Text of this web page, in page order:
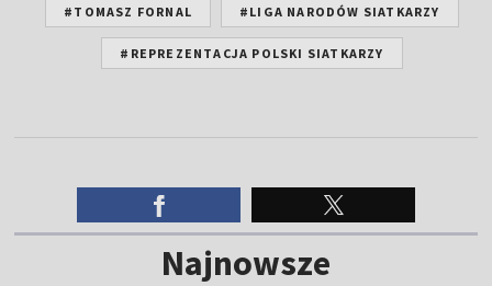
#TOMASZ FORNAL #LIGA NARODÓW SIATKARZY
#REPREZENTACJA POLSKI SIATKARZY
Najnowsze